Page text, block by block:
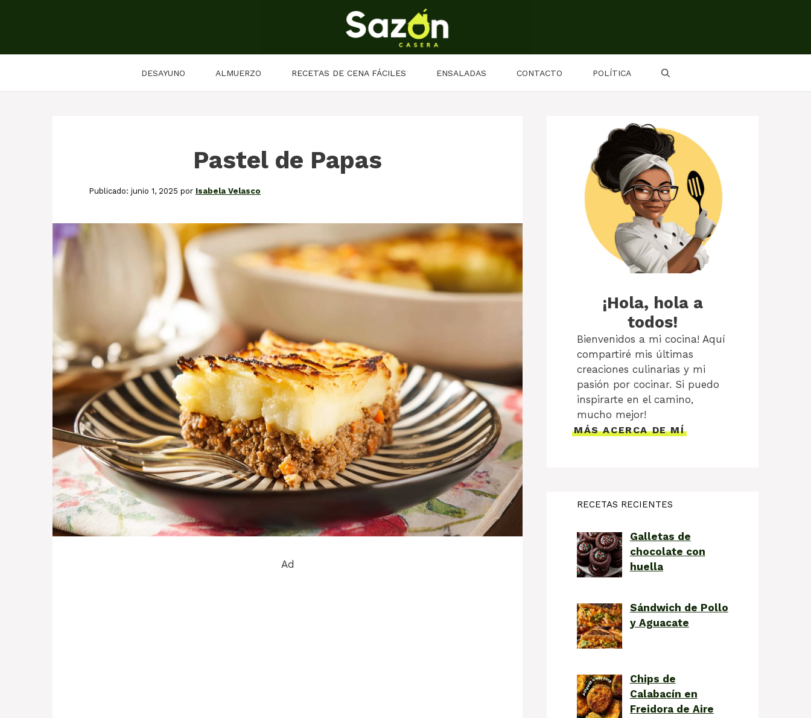
DESAYUNO ALMUERZO RECETAS DE CENA FÁCILES ENSALADAS CONTACTO POLÍTICA
Pastel de Papas
junio 1, 2025 por Isabela Velasco
Ad
¡Hola, hola a
todos!
Bienvenidos a mi cocina! Aquí
compartiré mis últimas
creaciones culinarias y mi
pasión por cocinar. Si puedo
inspirarte en el camino,
mucho mejor!
MÁS ACERCA DE MÍ
RECETAS RECIENTES
Galletas de
chocolate con
huella
Sándwich de Pollo
y Aguacate
Chips de
Calabacín en
Freidora de Aire